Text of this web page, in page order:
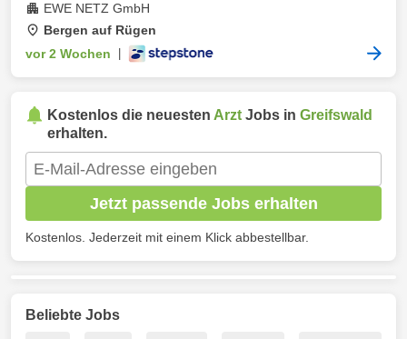
EWE NETZ GmbH
Bergen auf Rügen
vor 2 Wochen
Kostenlos die neuesten Arzt Jobs in Greifswald
erhalten.
Jetzt passende Jobs erhalten
Kostenlos. Jederzeit mit einem Klick abbestellbar.
Beliebte Jobs